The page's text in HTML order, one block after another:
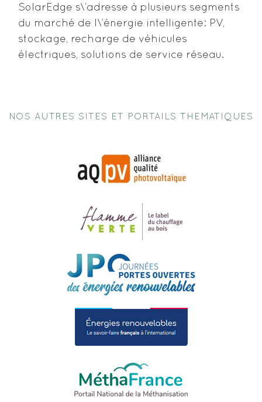
SolarEdge s\’adresse à plusieurs segments
du marché de l\’énergie intelligente: PV,
stockage, recharge de véhicules
électriques, solutions de service réseau.
NOS AUTRES SITES ET PORTAILS THEMATIQUES